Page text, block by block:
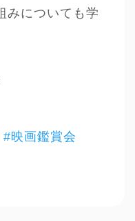
みについても学
#映画鑑賞会